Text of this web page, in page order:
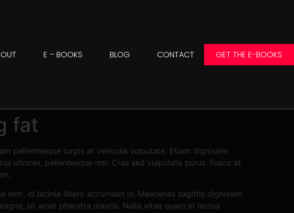
E – BOOKS BLOG CONTACT GET THE E-BOOKS
fat
pellentesque turpis at vehicula vulputate. Etiam dignissim
ultrices, pellentesque nisi. Cras sed vulputate purus. Fusce at
id lacinia libero accumsan in. Maecenas sagittis dignissim
sit amet pharetra mauris. Nulla vitae quam et lectus